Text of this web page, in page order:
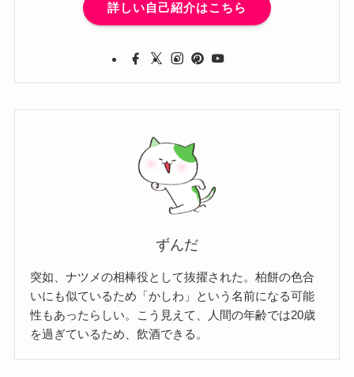
詳しい自己紹介はこちら
ずんだ
突如、ナツメの相棒役として抜擢された。柏餅の色合
いにも似ているため「かしわ」という名前になる可能
性もあったらしい。こう見えて、人間の年齢では20歳
を過ぎているため、飲酒できる。